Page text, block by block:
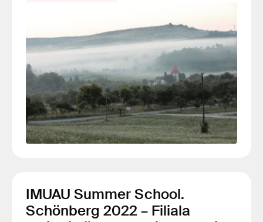
IMUAU Summer School.
Schönberg 2022 – Filiala